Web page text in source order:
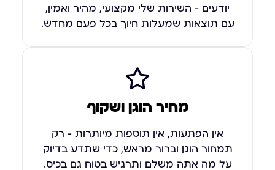
יודעים – השירות שלי מקצועי, מהיר ואמין,
עם תוצאות שמעלות חיוך בכל פעם מחדש.
מחיר הוגן ושקוף
אין הפתעות, אין תוספות מיותרות – רק
תמחור הוגן וברור מראש, כדי שתדע בדיוק
על מה אתה משלם ותרגיש בטוח גם בכיס.